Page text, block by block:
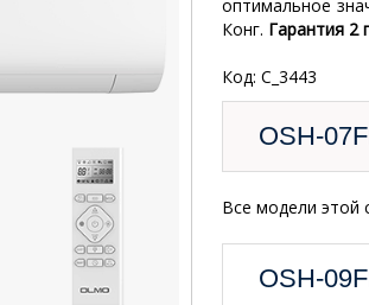
оптимальное
Конг. Гарантия 2
Код: C_3443
OSH-
Все модели этой
OSH-